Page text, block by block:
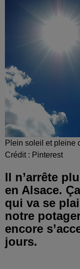
Plein soleil et pleine
Crédit : Pinterest
Il n’arrête
en Alsace.
qui va se
notre
encore
jours.